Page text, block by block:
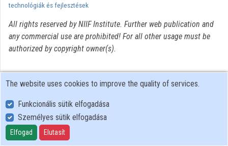
technológiák és fejlesztések
All rights reserved by NIIF Institute. Further web publication and
any commercial use are prohibited! For all other usage must be
authorized by copyright owner(s).
User Policy
Adatkezelési tájékoztató (en)
Cookie Policy
The website uses cookies to improve the quality of services.
Funkcionális sütik elfogadása
Személyes sütik elfogadása
Elfogad Elutasít